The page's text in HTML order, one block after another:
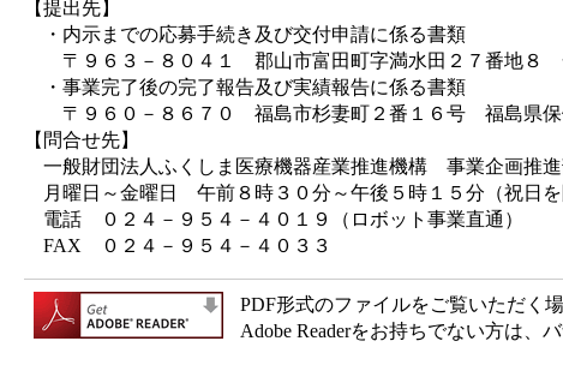
【提出先】
・内示までの応募手続き及び交付申請に係る書類
〒９６３－８０４１ 郡山市富田町字満水田２７番地８
・事業完了後の完了報告及び実績報告に係る書類
〒９６０－８６７０ 福島市杉妻町２番１６号 福島県保
【問合せ先】
一般財団法人ふくしま医療機器産業推進機構 事業企画推
月曜日～金曜日 午前８時３０分～午後５時１５分（祝日
電話 ０２４－９５４－４０１９（ロボット事業直通）
FAX ０２４－９５４－４０３３
PDF形式のファイルをご覧いただく
Adobe Readerをお持ちでない方は、